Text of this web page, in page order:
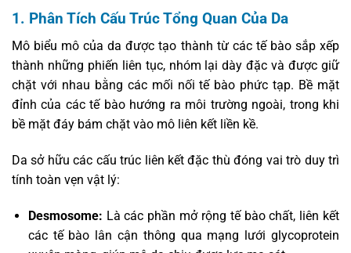
1. Phân Tích Cấu Trúc Tổng Quan Của Da
Mô biểu mô của da được tạo thành từ các tế bào sắp xếp
thành những phiến liên tục, nhóm lại dày đặc và được giữ
chặt với nhau bằng các mối nối tế bào phức tạp. Bề mặt
đỉnh của các tế bào hướng ra môi trường ngoài, trong khi
bề mặt đáy bám chặt vào mô liên kết liền kề.
Da sở hữu các cấu trúc liên kết đặc thù đóng vai trò duy trì
tính toàn vẹn vật lý:
Desmosome: Là các phần mở rộng tế bào chất, liên kết
các tế bào lân cận thông qua mạng lưới glycoprotein